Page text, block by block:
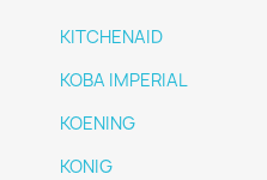
KITCHENAID
KOBA IMPERIAL
KOENING
KONIG